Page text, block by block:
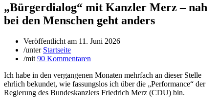
„Bürgerdialog“ mit Kanzler Merz – nah
bei den Menschen geht anders
Veröffentlicht am 11. Juni 2026
/unter Startseite
/mit 90 Kommentaren
Ich habe in den vergangenen Monaten mehrfach an dieser Stelle
ehrlich bekundet, wie fassungslos ich über die „Performance“ der
Regierung des Bundeskanzlers Friedrich Merz (CDU) bin.